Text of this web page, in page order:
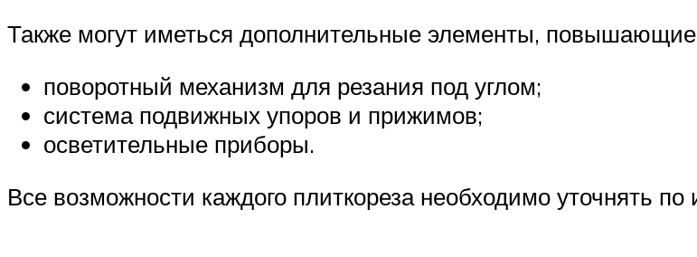
Также могут иметься дополнительные элементы,
поворотный механизм для резания под углом;
система подвижных упоров и прижимов;
осветительные приборы.
Все возможности каждого плиткореза необходимо уточнять по